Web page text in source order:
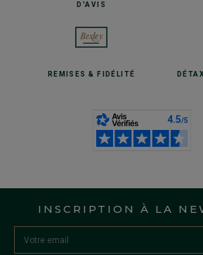
D'AVIS
REMISES& FIDÉLITÉ
INSCRIPTION À LA